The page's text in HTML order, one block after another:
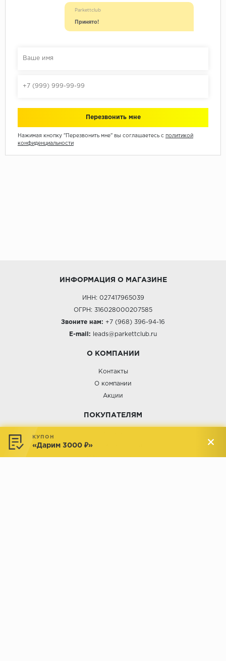
Parkettclub
Принято!
Нажимая кнопку "Перезвонить мне" вы соглашаетесь с политикой
конфиденциальности
ИНФОРМАЦИЯ О МАГАЗИНЕ
ИНН: 027417965039
ОГРН: 316028000207585
Звоните нам: +7 (968) 396-94-16
E-mail: leads@parkettclub.ru
О КОМПАНИИ
Контакты
О компании
Акции
ПОКУПАТЕЛЯМ
Доставка и оплата
Обмен и возврат
КУПОН
«Дарим 3000 ₽»